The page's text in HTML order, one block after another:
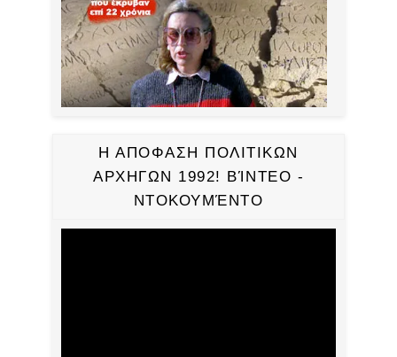
Η ΑΠΟΦΑΣΗ ΠΟΛΙΤΙΚΩΝ
ΑΡΧΗΓΩΝ 1992! ΒΊΝΤΕΟ -
ΝΤΟΚΟΥΜΈΝΤΟ